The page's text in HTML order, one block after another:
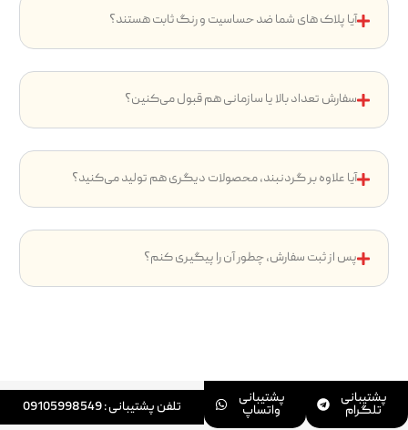
آیا پلاک های شما ضد حساسیت و رنگ ثابت هستند؟
سفارش تعداد بالا یا سازمانی هم قبول می‌کنین؟
آیا علاوه بر گردنبند، محصولات دیگری هم تولید می‌کنید؟
پس از ثبت سفارش، چطور آن را پیگیری کنم؟
پشتیبانی
تلگرام
پشتیبانی
واتساپ تلفن پشتیبانی : 09105998549